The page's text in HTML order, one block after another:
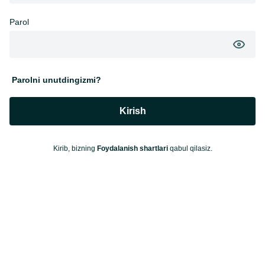
Parol
Parolni unutdingizmi?
Kirish
Kirib, bizning Foydalanish shartlariqabul qilasiz.